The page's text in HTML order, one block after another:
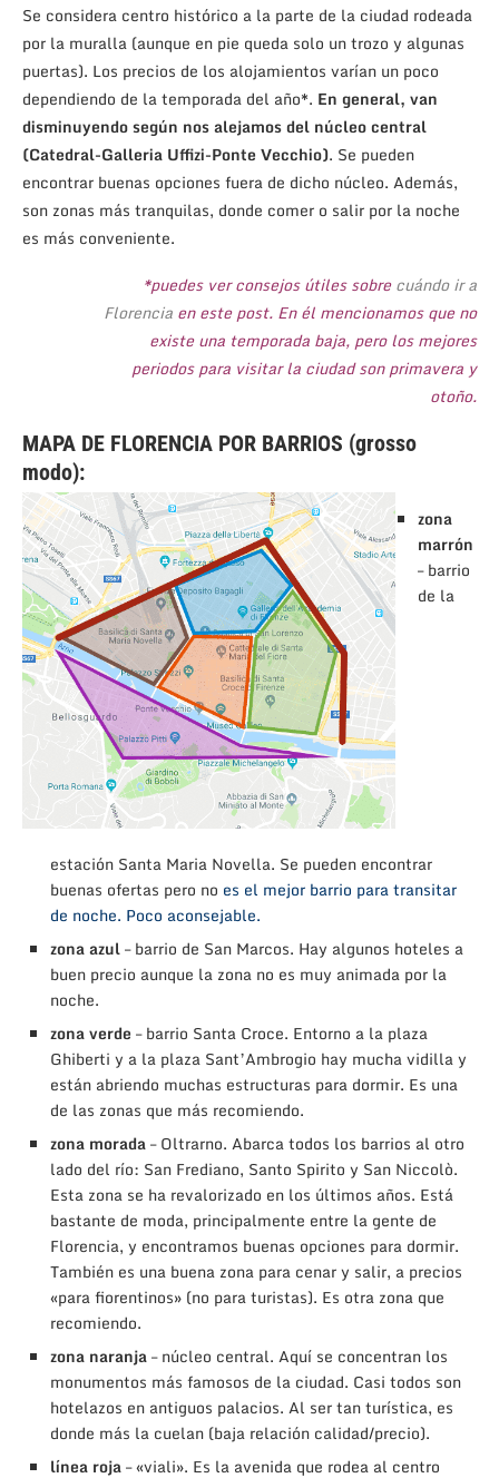
Se considera centro histórico a la parte de la ciudad rodeada
por la muralla (aunque en pie queda solo un trozo y algunas
puertas). Los precios de los alojamientos varían un poco
dependiendo de la temporada del año*. En general, van
disminuyendo según nos alejamos del núcleo central
(Catedral-Galleria Uffizi-Ponte Vecchio). Se pueden
encontrar buenas opciones fuera de dicho núcleo. Además,
son zonas más tranquilas, donde comer o salir por la noche
es más conveniente.
*puedes ver consejos útiles sobrecuándo ir a
Florencia en este post. En él mencionamos que no
existe una temporada baja, pero los mejores
periodos para visitar la ciudad son primavera y
otoño.
MAPA DE FLORENCIA POR BARRIOS (grosso
modo):
zona
marrón
– barrio
de la
estación Santa Maria Novella. Se pueden encontrar
buenas ofertas pero no es el mejor barrio para transitar
de noche. Poco aconsejable.
zona azul– barrio de San Marcos. Hay algunos hoteles a
buen precio aunque la zona no es muy animada por la
noche.
zona verde – barrio Santa Croce. Entorno a la plaza
Ghiberti y a la plaza Sant’Ambrogio hay mucha vidilla y
están abriendo muchas estructuras para dormir. Es una
de las zonas que más recomiendo.
zona morada– Oltrarno. Abarca todos los barrios al otro
lado del río: San Frediano, Santo Spirito y San Niccolò.
Esta zona se ha revalorizado en los últimos años. Está
bastante de moda, principalmente entre la gente de
Florencia, y encontramos buenas opciones para dormir.
También es una buena zona para cenar y salir, a precios
«para fiorentinos» (no para turistas). Es otra zona que
recomiendo.
zona naranja– núcleo central. Aquí se concentran los
monumentos más famosos de la ciudad. Casi todos son
hotelazos en antiguos palacios. Al ser tan turística, es
donde más la cuelan (baja relación calidad/precio).
línea roja– «viali». Es la avenida que rodea al centro